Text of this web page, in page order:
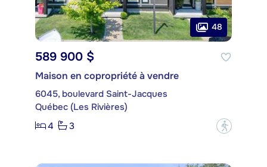
48
589 900 $
Maison en copropriété à vendre
6045, boulevard Saint-Jacques
Québec (Les Rivières)
4
3 ?